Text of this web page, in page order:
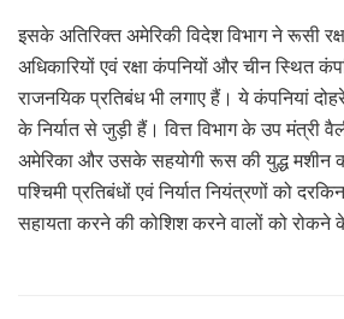
इसके अतिरिक्त अमेरिकी विदेश विभाग ने रूसी
अधिकारियों एवं रक्षा कंपनियों और चीन स्थित
राजनयिक प्रतिबंध भी लगाए हैं। ये कंपनियां दोहरे
के निर्यात से जुड़ी हैं। वित्त विभाग के उप मंत्री
अमेरिका और उसके सहयोगी रूस की युद्ध
पश्चिमी प्रतिबंधों एवं निर्यात नियंत्रणों को
सहायता करने की कोशिश करने वालों को रोकने के